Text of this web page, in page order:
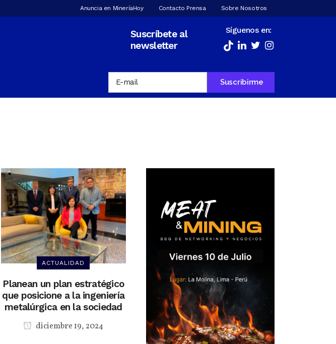
Anuncia en MineríaHoy Contacto Prensa Sobre Nosotros
Suscríbete al
newsletter
Síguenos en:
ACTUALIDAD
Planean un plan estratégico
que posicione a la ingeniería
metalúrgica en la sociedad
diciembre 19, 2024